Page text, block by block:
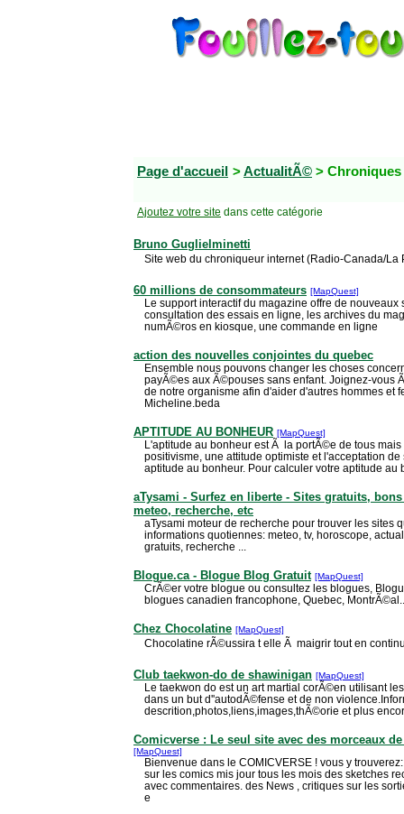
Page d'accueil >ActualitÃ© > Chroniques
Ajoutez votre site dans cette catégorie
Bruno Guglielminetti
Site web du chroniqueur internet (Radio-Canada/La
60 millions de consommateurs [MapQuest]
Le support interactif du magazine offre de nouveaux
consultation des essais en ligne, les archives du
numÃ©ros en kiosque, une commande en ligne
action des nouvelles conjointes du quebec
Ensemble nous pouvons changer les choses
payÃ©es aux Ã©pouses sans enfant. Joignez-vous
de notre organisme afin d'aider d'autres hommes et
Micheline.beda
APTITUDE AU BONHEUR [MapQuest]
L'aptitude au bonheur est Ã la portÃ©e de tous
positivisme, une attitude optimiste et l'acceptation
aptitude au bonheur. Pour calculer votre aptitude au
aTysami - Surfez en liberte - Sites gratuits,
meteo, recherche, etc
aTysami moteur de recherche pour trouver les sites
informations quotiennes: meteo, tv, horoscope,
gratuits, recherche ...
Blogue.ca - Blogue Blog Gratuit [MapQuest]
CrÃ©er votre blogue ou consultez les blogues,
blogues canadien francophone, Quebec,
Chez Chocolatine [MapQuest]
Chocolatine rÃ©ussira t elle Ã maigrir tout en
Club taekwon-do de shawinigan [MapQuest]
Le taekwon do est un art martial corÃ©en utilisant
dans un but d''autodÃ©fense et de non
descrition,photos,liens,images,thÃ©orie et plus
Comicverse : Le seul site avec des morceaux
[MapQuest]
Bienvenue dans le COMICVERSE ! vous y
sur les comics mis jour tous les mois des sketches
avec commentaires. des News , critiques sur les
e